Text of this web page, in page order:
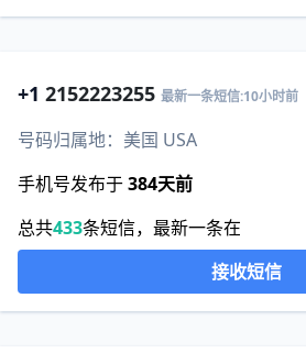
+1 2152223255 最新一条短信:10小时前
号码归属地：美国 USA
手机号发布于384天前
总共433条短信，最新一条在
接收短信